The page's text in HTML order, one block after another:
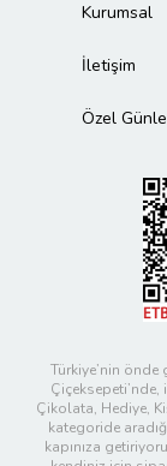
Kurumsal
İletişim
Özel
Türkiye’nin
Çikolata, Hediye,
kategoride
kapınıza